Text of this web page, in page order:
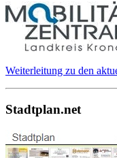
Weiterleitung zu den
Stadtplan.net